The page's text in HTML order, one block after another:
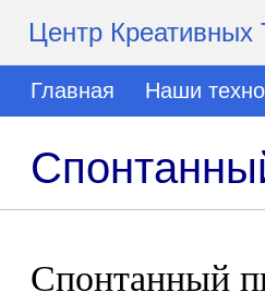
Центр Креативных
Главная Наши
Спонтанный